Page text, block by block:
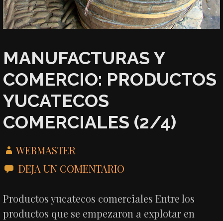
MANUFACTURAS Y
COMERCIO: PRODUCTOS
YUCATECOS
COMERCIALES (2/4)
WEBMASTER
DEJA UN COMENTARIO
Productos yucatecos comerciales Entre los
productos que se empezaron a explotar en